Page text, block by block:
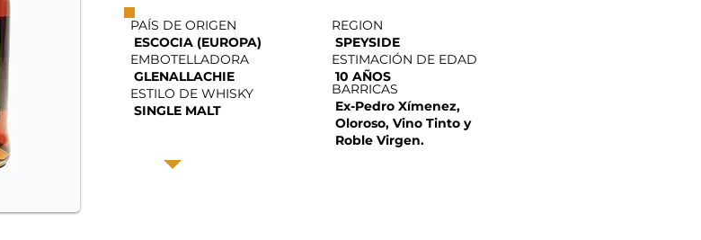
PAÍS DE ORIGEN
ESCOCIA (EUROPA)
EMBOTELLADORA
GLENALLACHIE
ESTILO DE WHISKY
SINGLE MALT
REGION
SPEYSIDE
ESTIMACIÓN DE EDAD
BARRICAS
10 AÑOS
Ex-Pedro Xímenez,
Oloroso, Vino Tinto y
Roble Virgen.